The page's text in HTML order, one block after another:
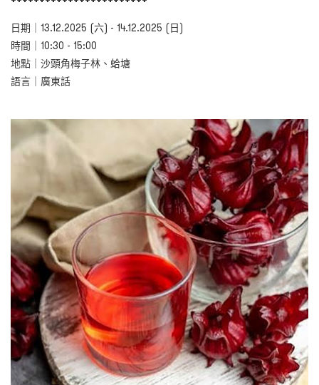
日期｜13.12.2025 (六) - 14.12.2025 (日)
時間｜10:30 - 15:00
地點｜沙頭角梅子林、蛤塘
語言｜廣東話